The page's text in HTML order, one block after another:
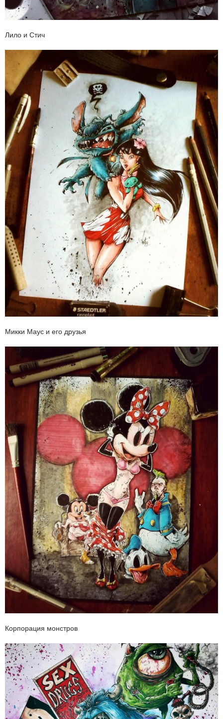
Лило и Стич
Микки Маус и его друзья
Корпорация монстров